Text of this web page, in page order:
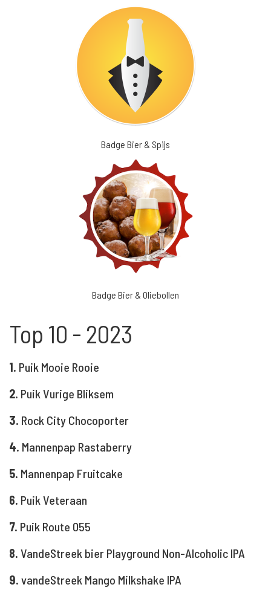
Badge Bier & Spijs
Badge Bier & Oliebollen
Top 10 - 2023
1. Puik Mooie Rooie
2. Puik Vurige Bliksem
3. Rock City Chocoporter
4. Mannenpap Rastaberry
5. Mannenpap Fruitcake
6. Puik Veteraan
7. Puik Route 055
8. VandeStreek bier Playground Non-Alcoholic IPA
9. vandeStreek Mango Milkshake IPA